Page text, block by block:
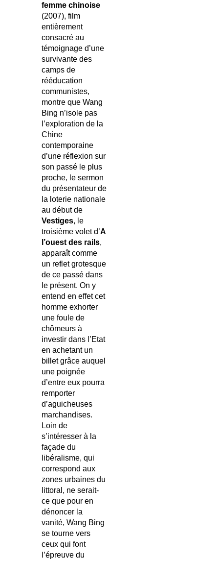
femme chinoise
(2007), film
entièrement
consacré au
témoignage d’une
survivante des
camps de
rééducation
communistes,
montre que Wang
Bing n’isole pas
l’exploration de la
Chine
contemporaine
d’une réflexion sur
son passé le plus
proche, le sermon
du présentateur de
la loterie nationale
au début de
Vestiges, le
troisième volet d’A
l’ouest des rails,
apparaît comme
un reflet grotesque
de ce passé dans
le présent. On y
entend en effet cet
homme exhorter
une foule de
chômeurs à
investir dans l’Etat
en achetant un
billet grâce auquel
une poignée
d’entre eux pourra
remporter
d’aguicheuses
marchandises.
Loin de
s’intéresser à la
façade du
libéralisme, qui
correspond aux
zones urbaines du
littoral, ne serait-
ce que pour en
dénoncer la
vanité, Wang Bing
se tourne vers
ceux qui font
l’épreuve du